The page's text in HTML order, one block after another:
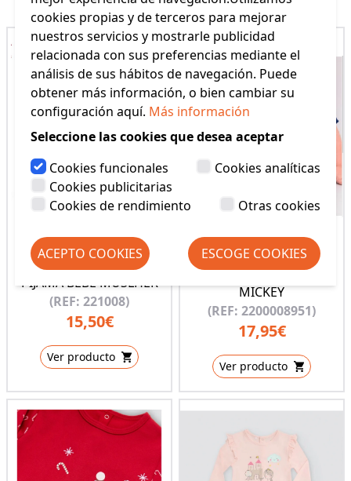
PIJAMA BEBE MUSLHER
(REF: 221008)
15,50€
Ver producto
PIJAMA BEBE CORTO
MICKEY
(REF: 2200008951)
17,95€
Ver producto
cookies propias y de terceros para mejorar
nuestros servicios y mostrarle publicidad
relacionada con sus preferencias mediante el
análisis de sus hábitos de navegación. Puede
obtener más información, o bien cambiar su
configuración aquí. Más información
Seleccione las cookies que desea aceptar
Cookies funcionales
Cookies analíticas
Cookies publicitarias
Cookies de rendimiento
Otras cookies
ACEPTO COOKIES ESCOGE COOKIES